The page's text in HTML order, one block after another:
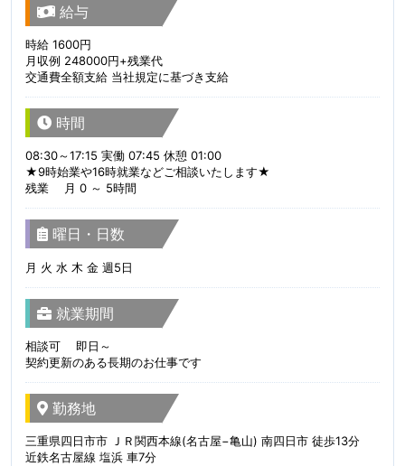
給与
時給 1600円
月収例 248000円+残業代
交通費全額支給 当社規定に基づき支給
時間
08:30～17:15 実働 07:45 休憩 01:00
★9時始業や16時就業などご相談いたします★
残業 月 0 ～ 5時間
曜日・日数
月 火 水 木 金 週5日
就業期間
相談可 即日～
契約更新のある長期のお仕事です
勤務地
三重県四日市市 ＪＲ関西本線(名古屋−亀山) 南四日市 徒歩13分
近鉄名古屋線 塩浜 車7分